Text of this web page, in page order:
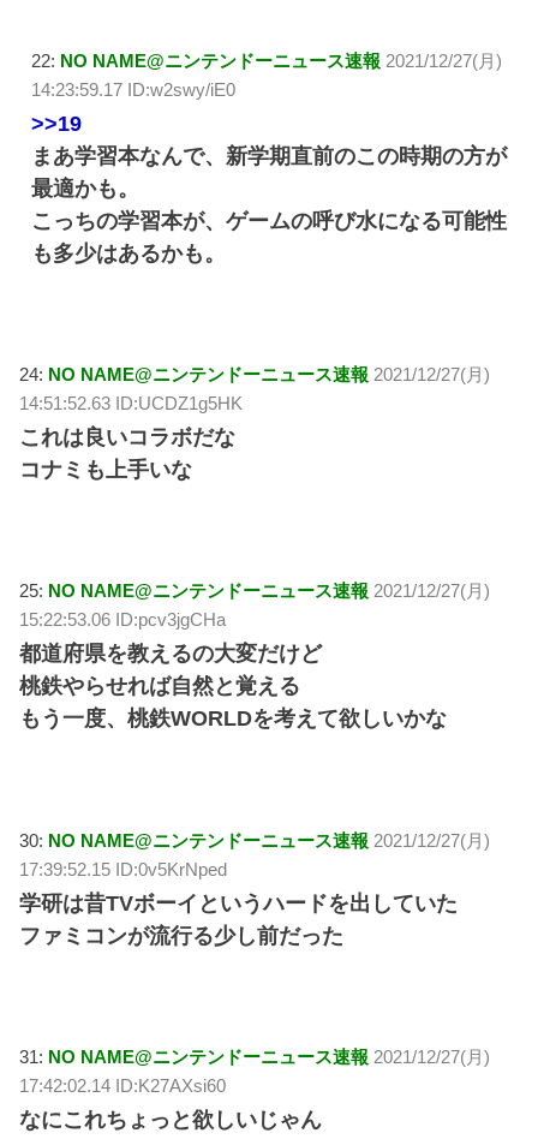
22: NO NAME@ニンテンドーニュース速報 2021/12/27(月)
14:23:59.17 ID:w2swy/iE0
>>19
まあ学習本なんで、新学期直前のこの時期の方が
最適かも。
こっちの学習本が、ゲームの呼び水になる可能性
も多少はあるかも。
24: NO NAME@ニンテンドーニュース速報 2021/12/27(月)
14:51:52.63 ID:UCDZ1g5HK
これは良いコラボだな
コナミも上手いな
25: NO NAME@ニンテンドーニュース速報 2021/12/27(月)
15:22:53.06 ID:pcv3jgCHa
都道府県を教えるの大変だけど
桃鉄やらせれば自然と覚える
もう一度、桃鉄WORLDを考えて欲しいかな
30: NO NAME@ニンテンドーニュース速報 2021/12/27(月)
17:39:52.15 ID:0v5KrNped
学研は昔TVボーイというハードを出していた
ファミコンが流行る少し前だった
31: NO NAME@ニンテンドーニュース速報 2021/12/27(月)
17:42:02.14 ID:K27AXsi60
なにこれちょっと欲しいじゃん